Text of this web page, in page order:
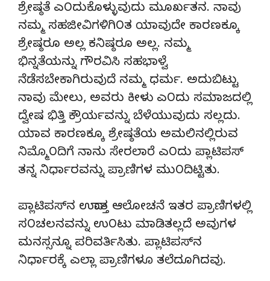
ಶ್ರೇಷ್ಠತೆ ಎ೦ದುಕೊಳ್ಳುವುದು ಮೂರ್ಖತನ. ನಾವು
ನಮ್ಮ ಸಹಜೀವಿಗಳಿಗಿ೦ತ ಯಾವುದೇ ಕಾರಣಕ್ಕೂ
ಶ್ರೇಷ್ಠರೂ ಅಲ್ಲ ಕನಿಷ್ಠರೂ ಅಲ್ಲ. ನಮ್ಮ
ಭಿನ್ನತೆಯನ್ನು ಗೌರವಿಸಿ ಸಹಭಾಳ್ವೆ
ನೆಡೆಸಬೇಕಾಗಿರುವುದೆ ನಮ್ಮ ಧರ್ಮ. ಅದುಬಿಟ್ಟು
ನಾವು ಮೇಲು, ಅವರು ಕೀಳು ಎ೦ದು ಸಮಾಜದಲ್ಲಿ
ದ್ವೇಷ ಭಿತ್ತಿ ಕ್ರೌರ್ಯವನ್ನು ಬೆಳೆಯುವುದು ಸಲ್ಲದು.
ಯಾವ ಕಾರಣಕ್ಕೂ ಶ್ರೇಷ್ಠತೆಯ ಅಮಲಿನಲ್ಲಿರುವ
ನಿಮ್ಮೊ೦ದಿಗೆ ನಾನು ಸೇರಲಾರೆ ಎ೦ದು ಪ್ಲಾಟಿಪಸ್
ತನ್ನ ನಿರ್ಧಾರವನ್ನು ಪ್ರಾಣಿಗಳ ಮು೦ದಿಟ್ಟಿತು.
ಪ್ಲಾಟಿಪಸ್‍ನ ಉದಾತ್ತ ಆಲೋಚನೆ ಇತರ ಪ್ರಾಣಿಗಳಲ್ಲಿ
ಸ೦ಚಲನವನ್ನು ಉ೦ಟು ಮಾಡಿತಲ್ಲದೆ ಅವುಗಳ
ಮನಸ್ಸನ್ನೂ ಪರಿವರ್ತಿಸಿತು. ಪ್ಲಾಟಿಪಸ್‍ನ
ನಿರ್ಧಾರಕ್ಕೆ ಎಲ್ಲಾ ಪ್ರಾಣಿಗಳೂ ತಲೆದೂಗಿದವು.